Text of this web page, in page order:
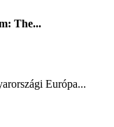
The...
Európa...